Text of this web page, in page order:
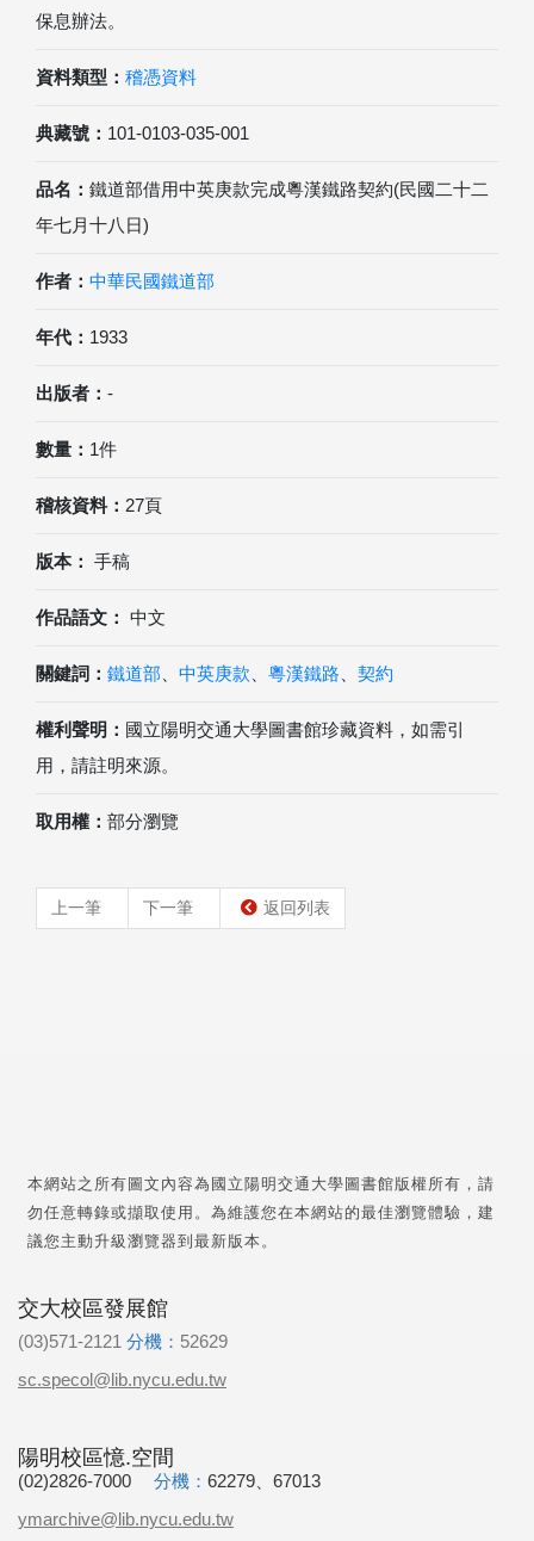
保息辦法。
資料類型： 稽憑資料
典藏號： 101-0103-035-001
品名： 鐵道部借用中英庚款完成粵漢鐵路契約(民國二十二
年七月十八日)
作者： 中華民國鐵道部
年代： 1933
出版者： -
數量： 1件
稽核資料： 27頁
版本： 手稿
作品語文： 中文
關鍵詞： 鐵道部 中英庚款 粵漢鐵路 契約
權利聲明： 國立陽明交通大學圖書館珍藏資料，如需引
用，請註明來源。
取用權： 部分瀏覽
上一筆 下一筆 返回列表
本網站之所有圖文內容為國立陽明交通大學圖書館版權所有，請
勿任意轉錄或擷取使用。為維護您在本網站的最佳瀏覽體驗，建
議您主動升級瀏覽器到最新版本。
交大校區發展館
(03)571-2121 分機： 52629
sc.specol@lib.nycu.edu.tw
陽明校區憶.空間
(02)2826-7000 分機： 62279、67013
ymarchive@lib.nycu.edu.tw